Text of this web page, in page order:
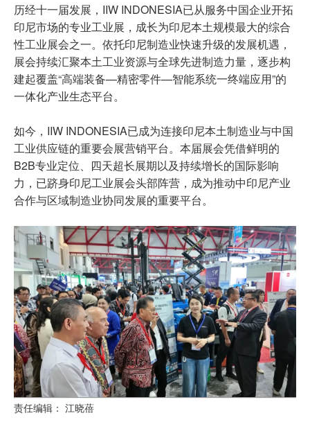
历经十一届发展，IIW INDONESIA已从服务中国企业开拓
印尼市场的专业工业展，成长为印尼本土规模最大的综合
性工业展会之一。依托印尼制造业快速升级的发展机遇，
展会持续汇聚本土工业资源与全球先进制造力量，逐步构
建起覆盖“高端装备—精密零件—智能系统一终端应用”的
一体化产业生态平台。
如今，IIW INDONESIA已成为连接印尼本土制造业与中国
工业供应链的重要会展营销平台。本届展会凭借鲜明的
B2B专业定位、四天超长展期以及持续增长的国际影响
力，已跻身印尼工业展会头部阵营，成为推动中印尼产业
合作与区域制造业协同发展的重要平台。
责任编辑： 江晓蓓